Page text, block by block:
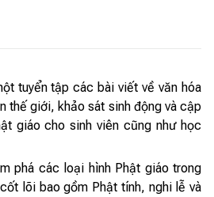
tuyển tập các bài viết về văn hóa
thế giới, khảo sát sinh động và cập
giáo cho sinh viên cũng như học
phá các loại hình Phật giáo trong
lõi bao gồm Phật tính, nghi lễ và